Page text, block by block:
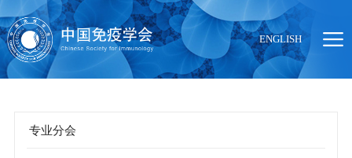
ENGLISH
专业分会